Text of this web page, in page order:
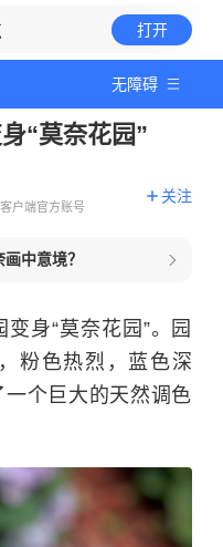
打开
无障碍
“莫奈花园”
户端官方账号
关注
中意境？
身“莫奈花园”。园
粉色热烈，蓝色深
个巨大的天然调色